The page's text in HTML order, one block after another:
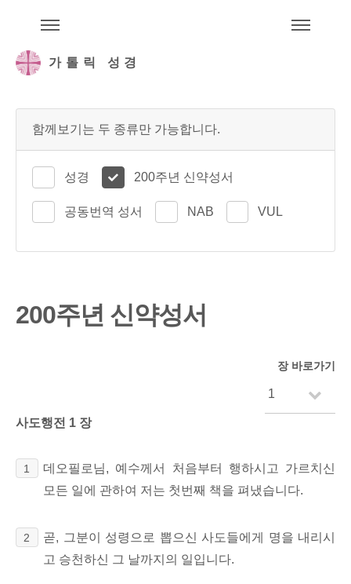
가톨릭 성경
함께보기는 두 종류만 가능합니다.
성경 200주년 신약성서
공동번역 성서 NAB VUL
200주년 신약성서
장 바로가기
사도행전 1 장
1
데오필로님, 예수께서 처음부터 행하시고 가르치신
모든 일에 관하여 저는 첫번째 책을 펴냈습니다.
2
곧, 그분이 성령으로 뽑으신 사도들에게 명을 내리시
고 승천하신 그 날까지의 일입니다.